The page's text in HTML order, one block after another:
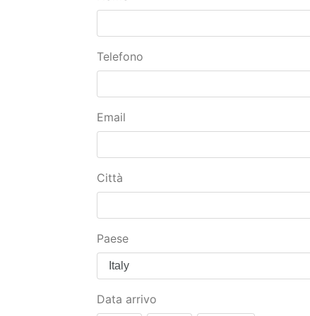
Disponibilità: Buona disponibilità
Modulo per
Todi e Perugia,
Email